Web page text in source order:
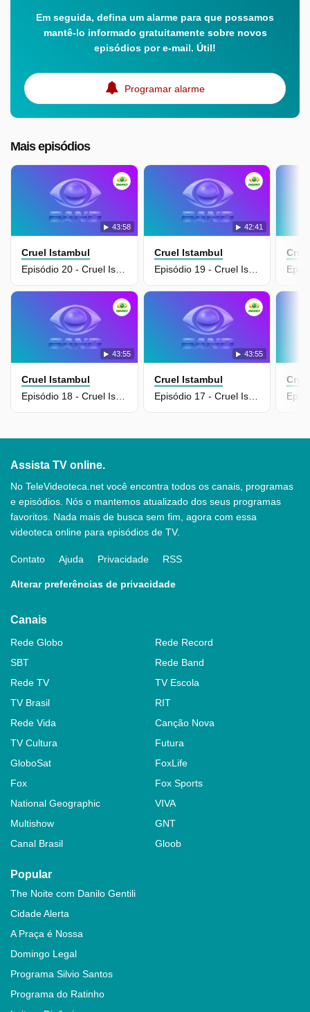
Em seguida, defina um alarme para que possamos
mantê-lo informado gratuitamente sobre novos
episódios por e-mail. Útil!
Programar alarme
Mais episódios
43:58
Cruel Istambul
Episódio 20 - Cruel Istambul
42:41
Cruel Istambul
Episódio 19 - Cruel Istambul
43:55
Cruel Istambul
43:55
Cruel Istambul
Episódio 17 - Cruel Istambul
Assista TV online.
No TeleVideoteca.net você encontra todos os canais, programas
e episódios. Nós o mantemos atualizado dos seus programas
favoritos. Nada mais de busca sem fim, agora com essa
videoteca online para episódios de TV.
Contato Ajuda Privacidade RSS
Alterar preferências de privacidade
Canais
Rede Globo
Rede Record
SBT
Rede Band
Rede TV
TV Escola
TV Brasil
RIT
Rede Vida
Canção Nova
TV Cultura
Futura
GloboSat
FoxLife
Fox
Fox Sports
National Geographic
VIVA
Multishow
GNT
Canal Brasil
Gloob
Popular
The Noite com Danilo Gentili
Cidade Alerta
A Praça é Nossa
Domingo Legal
Programa Silvio Santos
Programa do Ratinho